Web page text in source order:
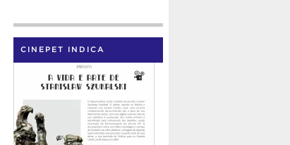
CINEPET INDICA